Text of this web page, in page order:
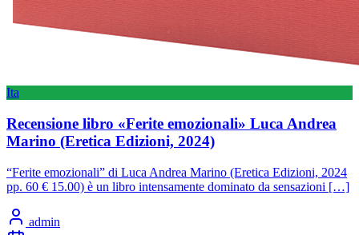
Ita
Recensione libro «Ferite emozionali» Luca Andrea
Marino (Eretica Edizioni, 2024)
“Ferite emozionali” di Luca Andrea Marino (Eretica Edizioni, 2024
pp. 60 € 15.00) è un libro intensamente dominato da sensazioni […]
admin